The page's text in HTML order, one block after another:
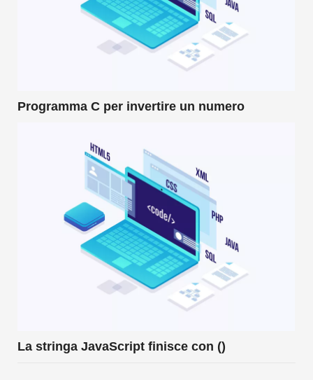
Programma C per invertire un numero
La stringa JavaScript finisce con ()